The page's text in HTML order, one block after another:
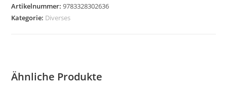
Artikelnummer:9783328302636
Kategorie: Diverses
Ähnliche Produkte